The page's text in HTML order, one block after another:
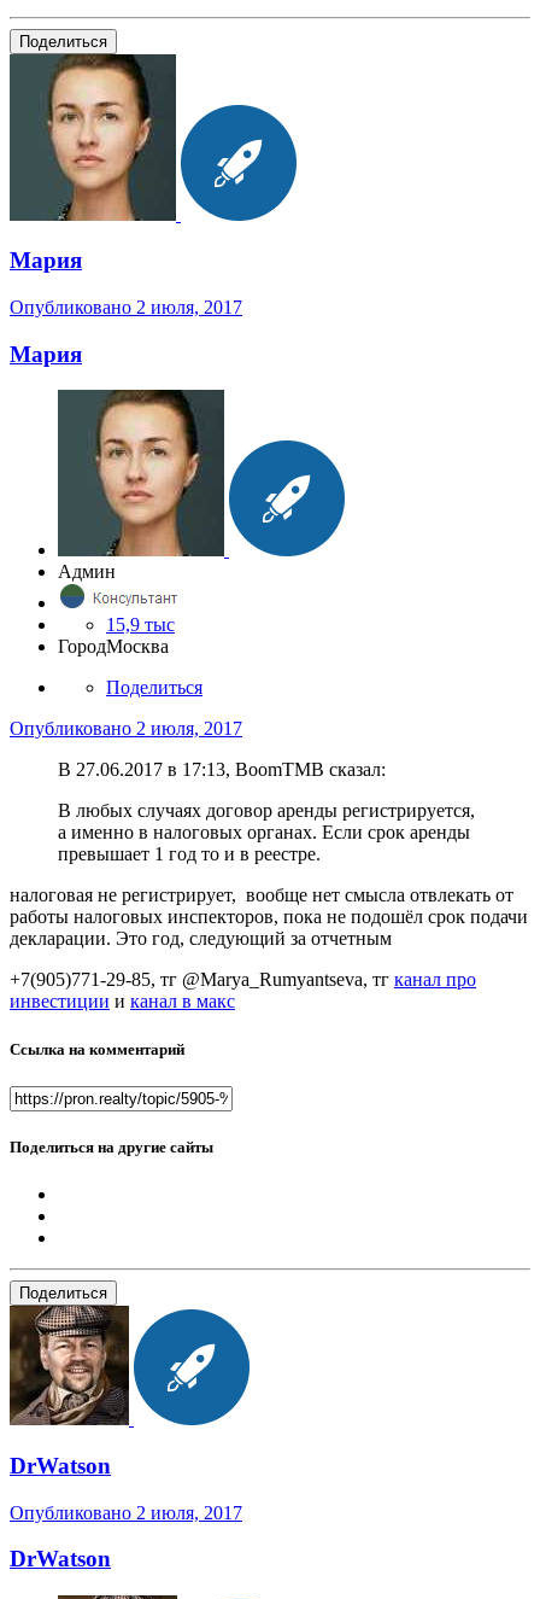
Поделиться
Мария
Опубликовано 2 июля, 2017
Мария
Админ
15,9 тыс
ГородМосква
Поделиться
Опубликовано 2 июля, 2017
В 27.06.2017 в 17:13, BoomTMB сказал:
В любых случаях договор аренды регистрируется,
а именно в налоговых органах. Если срок аренды
превышает 1 год то и в реестре.
налоговая не регистрирует, вообще нет смысла отвлекать от
работы налоговых инспекторов, пока не подошёл срок подачи
декларации. Это год, следующий за отчетным
+7(905)771-29-85, тг @Marya_Rumyantseva, тг канал про
инвестиции и канал в макс
Ссылка на комментарий
Поделиться на другие сайты
Поделиться
DrWatson
Опубликовано 2 июля, 2017
DrWatson